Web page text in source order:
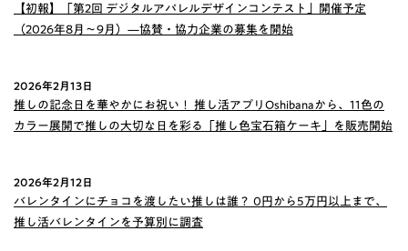
【初報】「第2回 デジタルアパレルデザインコンテスト」開催予定
（2026年8月〜9月）—協賛・協力企業の募集を開始
2026年2月13日
推しの記念日を華やかにお祝い！ 推し活アプリOshibanaから、11色の
カラー展開で推しの大切な日を彩る「推し色宝石箱ケーキ」を販売開始
2026年2月12日
バレンタインにチョコを渡したい推しは誰？ 0円から5万円以上まで、
推し活バレンタインを予算別に調査